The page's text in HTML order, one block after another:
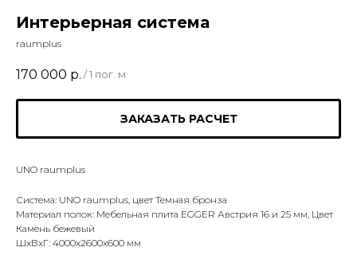
Интерьерная система
raumplus
170 000 р. / 1 пог. м
ЗАКАЗАТЬ РАСЧЕТ
UNO raumplus
Система: UNO raumplus, цвет Темная бронза
Материал полок: Мебельная плита EGGER Австрия 16 и 25 мм, Цвет
Камень бежевый
ШxВxГ: 4000x2600x600 мм